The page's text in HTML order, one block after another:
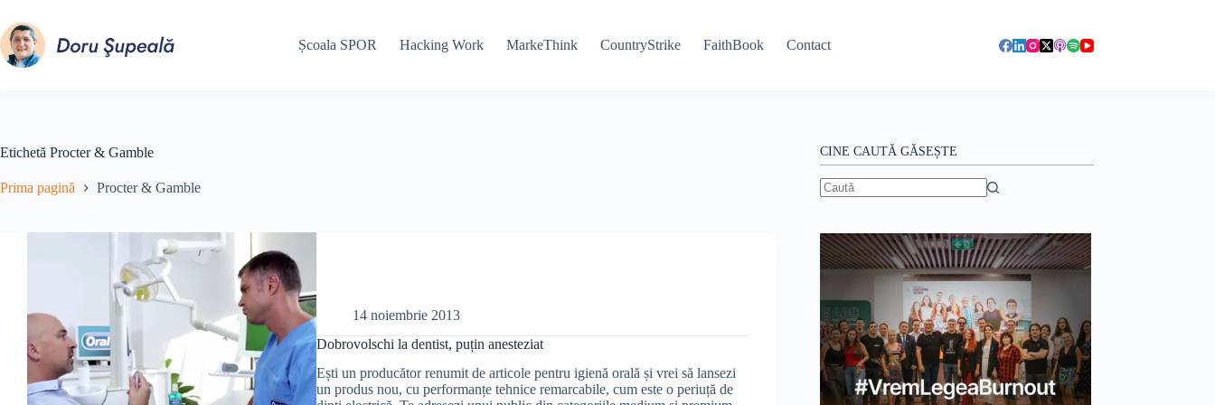
conținut
Școala SPOR Hacking Work MarkeThink CountryStrike FaithBook Contact
Etichetă Procter & Gamble
Prima pagină Procter & Gamble
14 noiembrie 2013
Dobrovolschi la dentist, puțin anesteziat
Ești un producător renumit de articole pentru igienă orală și vrei să lansezi
un produs nou, cu performanțe tehnice remarcabile, cum este o periuță de
CINE CAUTĂ GĂSEȘTE